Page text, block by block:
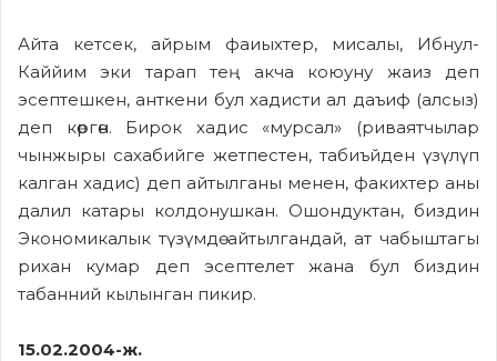
Айта кетсек, айрым фаиыхтер, мисалы, Ибнул-
Каййим эки тарап тең акча коюуну жаиз деп
эсептешкен, анткени бул хадисти ал даъиф (алсыз)
деп көргөн. Бирок хадис «мурсал» (риваятчылар
чынжыры сахабийге жетпестен, табиъйден үзүлүп
калган хадис) деп айтылганы менен, факихтер аны
далил катары колдонушкан. Ошондуктан, биздин
Экономикалык түзүмдө айтылгандай, ат чабыштагы
рихан кумар деп эсептелет жана бул биздин
табанний кылынган пикир.
15.02.2004-ж.